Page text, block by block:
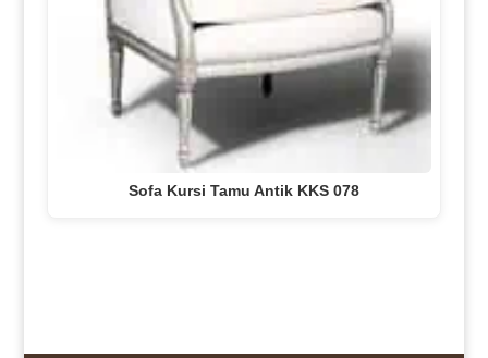
Sofa Kursi Tamu Antik KKS 078